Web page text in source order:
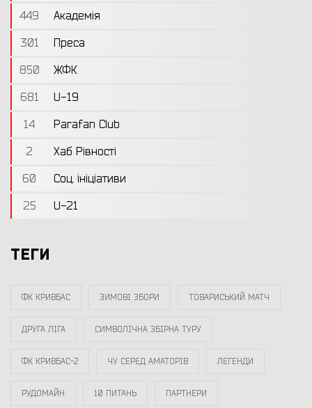
449
Академія
301
Преса
850
ЖФК
681
U-19
14
Parafan Club
2
Хаб Рівності
60
Соц. ініціативи
25
U-21
ТЕГИ
ФК КРИВБАС ЗИМОВІ ЗБОРИ ТОВАРИСЬКИЙ МАТЧ
ДРУГА ЛІГА СИМВОЛІЧНА ЗБІРНА ТУРУ
ФК КРИВБАС-2 ЧУ СЕРЕД АМАТОРІВ ЛЕГЕНДИ
РУДОМАЙН 10 ПИТАНЬ ПАРТНЕРИ